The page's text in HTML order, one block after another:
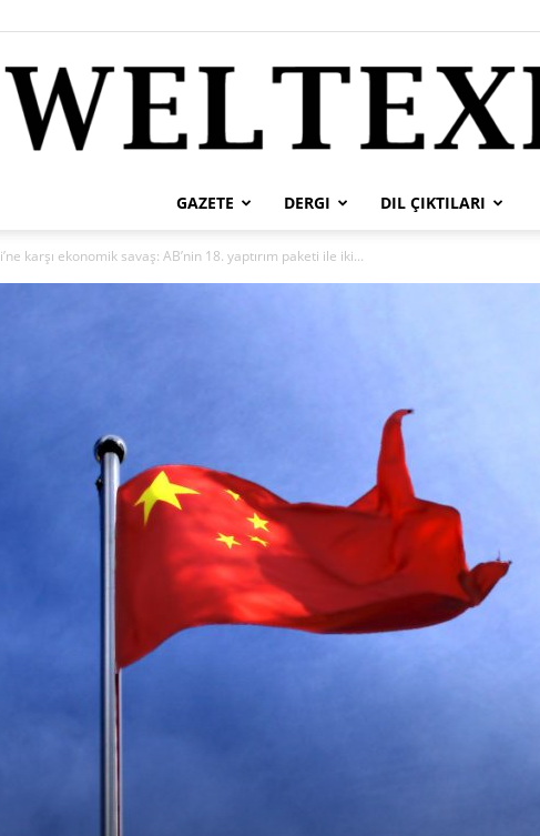
weltexpress
GAZETE DERGI DIL ÇIKTILARI
karşı ekonomik savaş: AB’nin 18. yaptırım paketi ile iki...